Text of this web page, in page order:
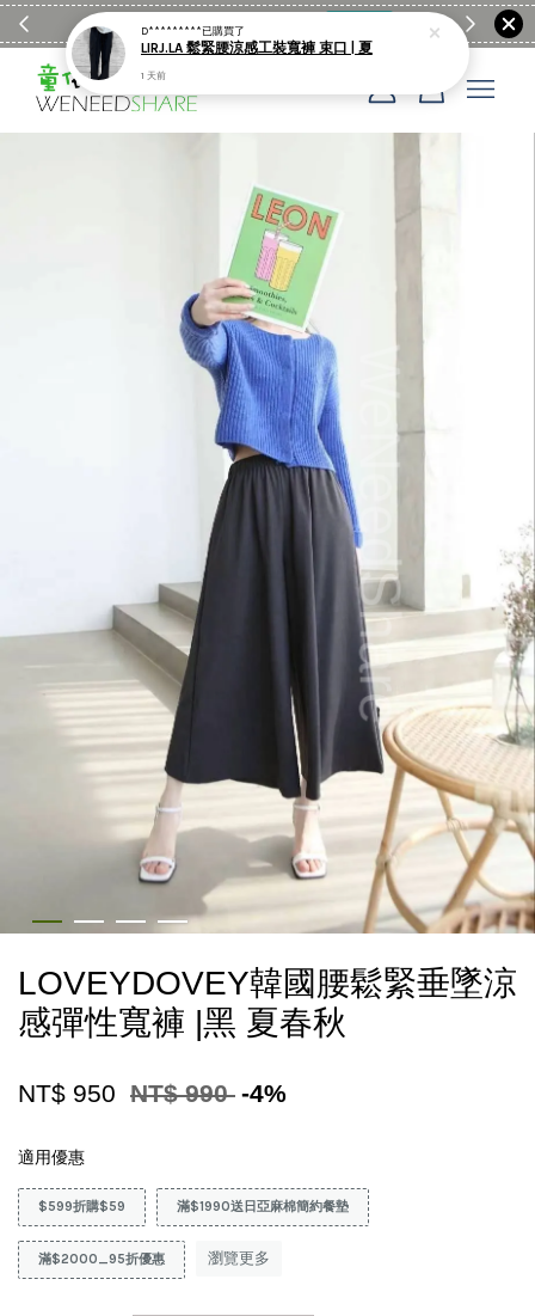
滿$1990送日亞麻棉簡約餐墊 童裝
LOVEYDOVEY韓國腰鬆緊垂墜涼
感彈性寬褲 |黑 夏春秋
NT$ 950 NT$ 990 -4%
適用優惠
$599折購$59 滿$1990送日亞麻棉簡約餐墊
滿$2000_95折優惠 瀏覽更多
您的購物車目前還是空的。
繼續購物
D*********已購買了
LIRJ.LA 鬆緊腰涼感工裝寬褲 束口 | 夏
1 天前